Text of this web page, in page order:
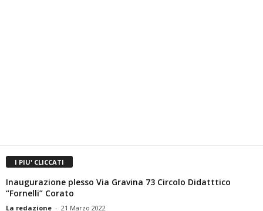
I PIU' CLICCATI
Inaugurazione plesso Via Gravina 73 Circolo Didatttico
“Fornelli” Corato
La redazione - 21 Marzo 2022